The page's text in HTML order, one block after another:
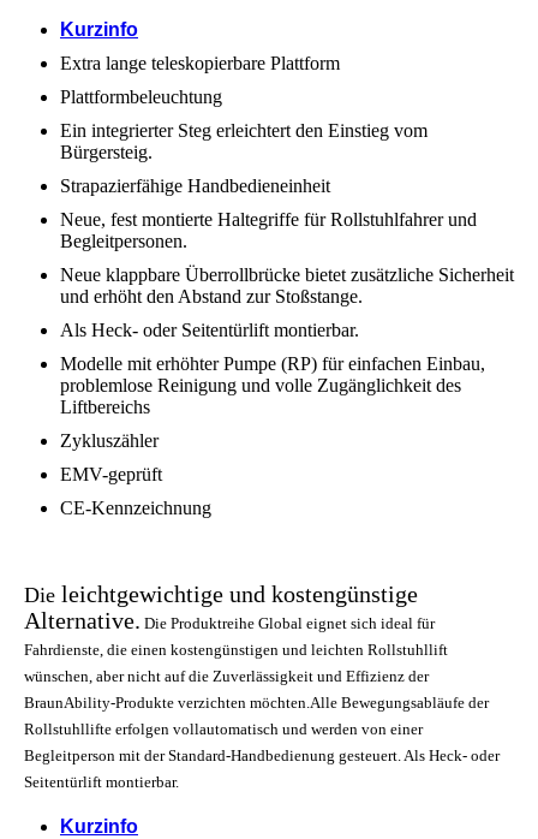
Kurzinfo
Extra lange teleskopierbare Plattform
Plattformbeleuchtung
Ein integrierter Steg erleichtert den Einstieg vom
Bürgersteig.
Strapazierfähige Handbedieneinheit
Neue, fest montierte Haltegriffe für Rollstuhlfahrer und
Begleitpersonen.
Neue klappbare Überrollbrücke bietet zusätzliche Sicherheit
und erhöht den Abstand zur Stoßstange.
Als Heck- oder Seitentürlift montierbar.
Modelle mit erhöhter Pumpe (RP) für einfachen Einbau,
problemlose Reinigung und volle Zugänglichkeit des
Liftbereichs
Zykluszähler
EMV-geprüft
CE-Kennzeichnung
Die leichtgewichtige und kostengünstige
Alternative. Die Produktreihe Global eignet sich ideal für
Fahrdienste, die einen kostengünstigen und leichten Rollstuhllift
wünschen, aber nicht auf die Zuverlässigkeit und Effizienz der
BraunAbility-Produkte verzichten möchten. Alle Bewegungsabläufe der
Rollstuhllifte erfolgen vollautomatisch und werden von einer
Begleitperson mit der Standard-Handbedienung gesteuert. Als Heck- oder
Seitentürlift montierbar.
Kurzinfo